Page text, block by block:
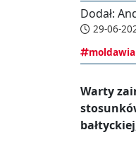
Dodał:
29-06-
moldawia
Warty